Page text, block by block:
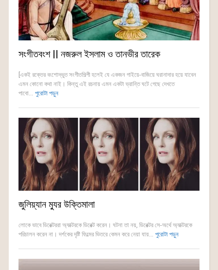
সংগীতবংশ || নজরুল ইসলাম ও তানভীর তারেক
[একই রক্তের বংশোদ্ভুত সংগীতশিল্পী হলেই যে একজন গাইয়ে-বাজিয়ে ঘরানাদার হয়ে যাবেন
এমন কোনো কথা নাই। কিন্তু এই রচনায় এমন একটা ভ্রান্তি ঘটে গেছে দেখতে
পাবো... পুরোটা পড়ুন
জুলিয়্যান ম্যুর উক্তিমালা
লোকে ভাবে ডিরেক্টররা অ্যাক্টরকে ডিরেক্ট করেন। ঘটনা তা নয়, ডিরেক্টর সে-অর্থে অ্যাক্টরকে
পরিচালন করেন না। দর্শকের দৃষ্টি ফিল্মের ভিতরে কেমন করে নেয়া যায়... পুরোটা পড়ুন